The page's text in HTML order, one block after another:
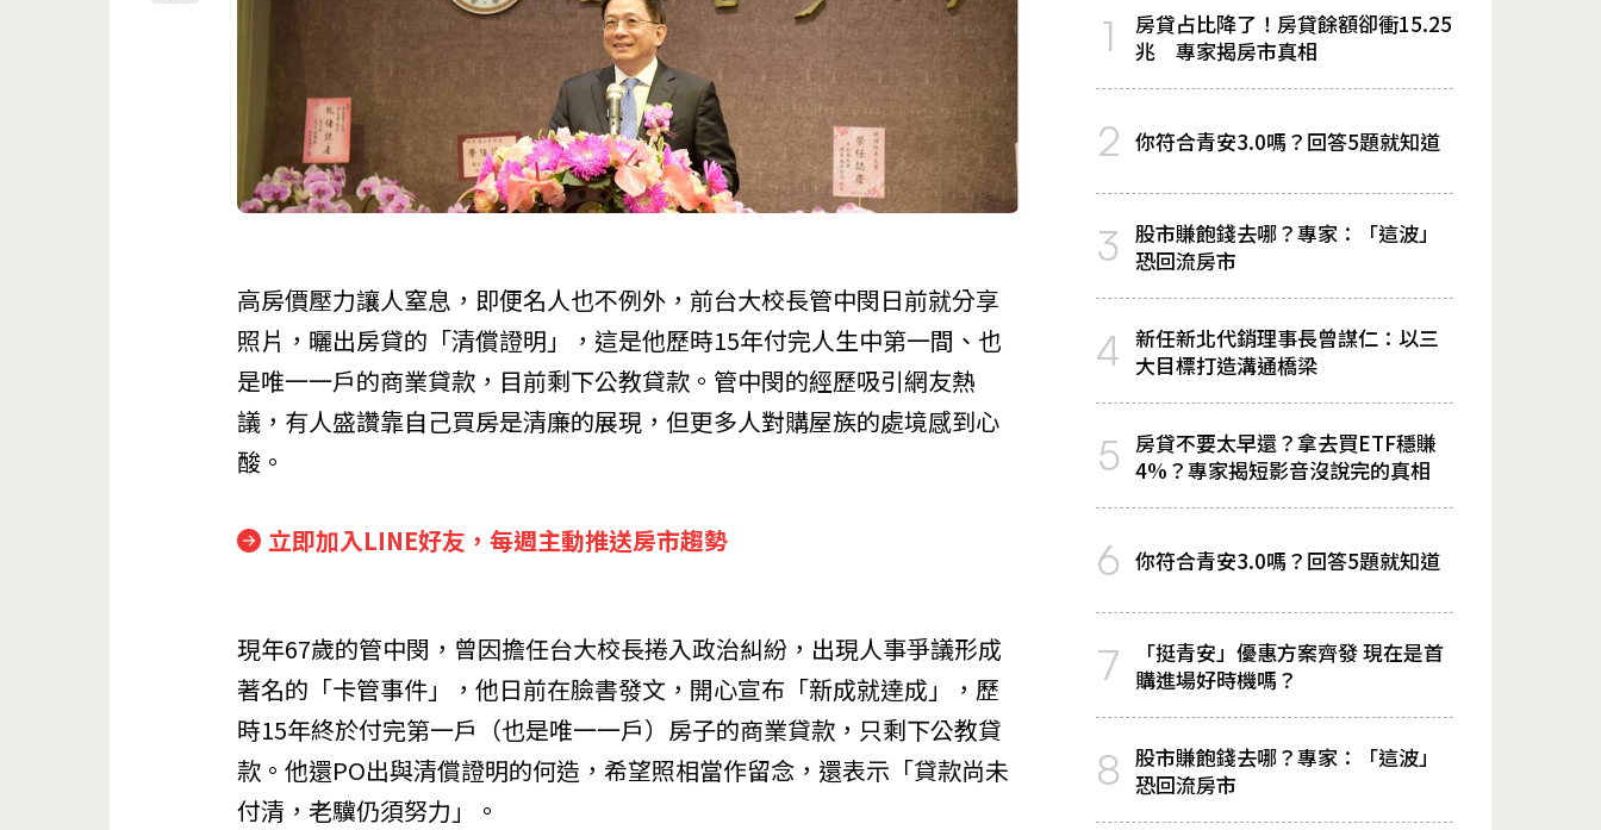
高房價壓力讓人窒息，即便名人也不例外，前台大校長管中閔日前就分享
照片，曬出房貸的「清償證明」，這是他歷時15年付完人生中第一間、也
是唯一一戶的商業貸款，目前剩下公教貸款。管中閔的經歷吸引網友熱
議，有人盛讚靠自己買房是清廉的展現，但更多人對購屋族的處境感到心
酸。
立即加入LINE好友，每週主動推送房市趨勢
現年67歲的管中閔，曾因擔任台大校長捲入政治糾紛，出現人事爭議形成
著名的「卡管事件」，他日前在臉書發文，開心宣布「新成就達成」，歷
時15年終於付完第一戶（也是唯一一戶）房子的商業貸款，只剩下公教貸
款。他還PO出與清償證明的何造，希望照相當作留念，還表示「貸款尚未
付清，老驥仍須努力」。
1
房貸占比降了！房貸餘額卻衝15.25
兆 專家揭房市真相
2 你符合青安3.0嗎？回答5題就知道
3 股市賺飽錢去哪？專家：「這波」
恐回流房市
4 新任新北代銷理事長曾謀仁：以三
大目標打造溝通橋梁
5 房貸不要太早還？拿去買ETF穩賺
4%？專家揭短影音沒說完的真相
6 你符合青安3.0嗎？回答5題就知道
7
「挺青安」優惠方案齊發 現在是首
購進場好時機嗎？
8 股市賺飽錢去哪？專家：「這波」
恐回流房市